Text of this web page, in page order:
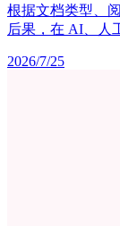
根据文档类型、
后果，在 AI、人
2026/7/25